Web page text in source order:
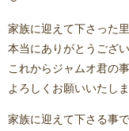
家族に迎えて下さった
本当にありがとうござ
これからジャムオ君の
よろしくお願いいたし
家族に迎えて下さる事で